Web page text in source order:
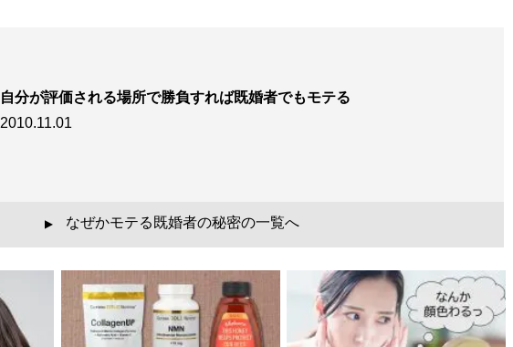
自分が評価される場所で勝負すれば既婚者でもモテる
2010.11.01
▲ なぜかモテる既婚者の秘密の一覧へ